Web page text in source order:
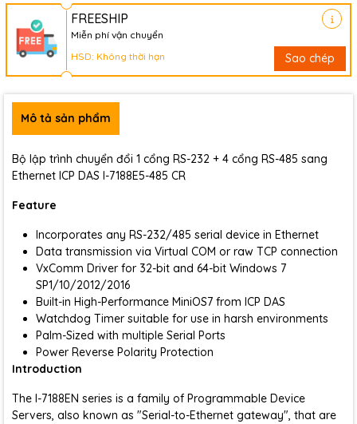
FREESHIP
Miễn phí vận chuyển
HSD: Không thời hạn
Sao chép
Mô tả sản phẩm
Bộ lập trình chuyển đổi 1 cổng RS-232 + 4 cổng RS-485 sang
Ethernet ICP DAS I-7188E5-485 CR
Feature
Incorporates any RS-232/485 serial device in Ethernet
Data transmission via Virtual COM or raw TCP connection
VxComm Driver for 32-bit and 64-bit Windows 7
SP1/10/2012/2016
Built-in High-Performance MiniOS7 from ICP DAS
Watchdog Timer suitable for use in harsh environments
Palm-Sized with multiple Serial Ports
Power Reverse Polarity Protection
Introduction
The I-7188EN series is a family of Programmable Device
Servers, also known as "Serial-to-Ethernet gateway", that are